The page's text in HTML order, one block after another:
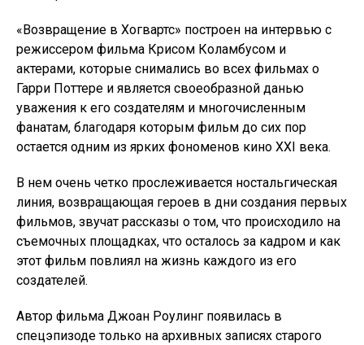
«Возвращение в Хогвартс» построен на интервью с
режиссером фильма Крисом Коламбусом и
актерами, которые снимались во всех фильмах о
Гарри Поттере и является своеобразной данью
уважения к его создателям и многочисленным
фанатам, благодаря которым фильм до сих пор
остается одним из ярких фономенов кино XXI века.
В нем очень четко прослеживается ностальгическая
линия, возвращающая героев в дни создания первых
фильмов, звучат рассказы о том, что происходило на
съемочных площадках, что осталось за кадром и как
этот фильм повлиял на жизнь каждого из его
создателей.
Автор фильма Джоан Роулинг появилась в
спецэпизоде только на архивных записях старого